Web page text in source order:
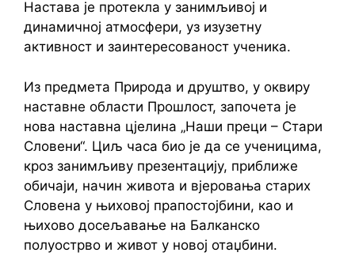
Настава је протекла у занимљивој и
динамичној атмосфери, уз изузетну
активност и заинтересованост ученика.
Из предмета Природа и друштво, у оквиру
наставне области Прошлост, започета је
нова наставна цјелина „Наши преци – Стари
Словени“. Циљ часа био је да се ученицима,
кроз занимљиву презентацију, приближе
обичаји, начин живота и вјеровања старих
Словена у њиховој прапостојбини, као и
њихово досељавање на Балканско
полуострво и живот у новој отаџбини.